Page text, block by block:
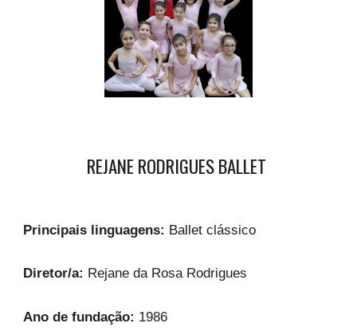
REJANE RODRIGUES BALLET
Principais linguagens: Ballet clássico
Diretor/a: Rejane da Rosa Rodrigues
Ano de fundação: 1986